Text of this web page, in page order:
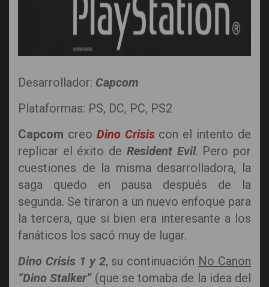
Desarrollador: Capcom
Plataformas: PS, DC, PC, PS2
Capcom creo Dino Crisiscon el intento de
replicar el éxito de Resident Evil. Pero por
cuestiones de la misma desarrolladora, la
saga quedo en pausa después de la
segunda. Se tiraron a un nuevo enfoque para
la tercera, que si bien era interesante a los
fanáticos los sacó muy de lugar.
Dino Crisis 1 y 2, su continuación No Canon
“Dino Stalker”(que se tomaba de la idea del